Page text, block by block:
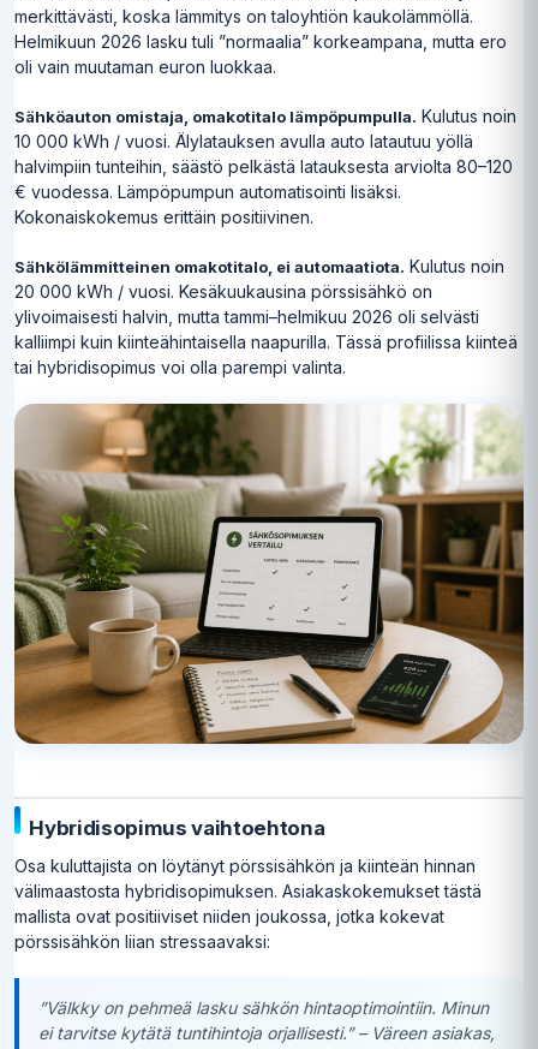
merkittävästi, koska lämmitys on taloyhtiön kaukolämmöllä.
Helmikuun 2026 lasku tuli ”normaalia” korkeampana, mutta ero
oli vain muutaman euron luokkaa.
Sähköauton omistaja, omakotitalo lämpöpumpulla. Kulutus noin
10 000 kWh / vuosi. Älylatauksen avulla auto latautuu yöllä
halvimpiin tunteihin, säästö pelkästä latauksesta arviolta 80–120
€ vuodessa. Lämpöpumpun automatisointi lisäksi.
Kokonaiskokemus erittäin positiivinen.
Sähkölämmitteinen omakotitalo, ei automaatiota. Kulutus noin
20 000 kWh / vuosi. Kesäkuukausina pörssisähkö on
ylivoimaisesti halvin, mutta tammi–helmikuu 2026 oli selvästi
kalliimpi kuin kiinteähintaisella naapurilla. Tässä profiilissa kiinteä
tai hybridisopimus voi olla parempi valinta.
Hybridisopimus vaihtoehtona
Osa kuluttajista on löytänyt pörssisähkön ja kiinteän hinnan
välimaastosta hybridisopimuksen. Asiakaskokemukset tästä
mallista ovat positiiviset niiden joukossa, jotka kokevat
pörssisähkön liian stressaavaksi:
”Välkky on pehmeä lasku sähkön hintaoptimointiin. Minun
ei tarvitse kytätä tuntihintoja orjallisesti.” – Väreen asiakas,